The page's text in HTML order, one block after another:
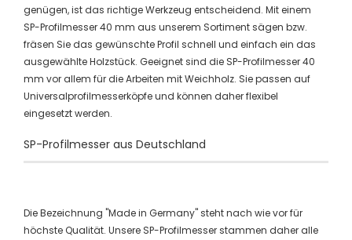
genügen, ist das richtige Werkzeug entscheidend. Mit einem
SP-Profilmesser 40 mm aus unserem Sortiment sägen bzw.
fräsen Sie das gewünschte Profil schnell und einfach ein das
ausgewählte Holzstück. Geeignet sind die SP-Profilmesser 40
mm vor allem für die Arbeiten mit Weichholz. Sie passen auf
Universalprofilmesserköpfe und können daher flexibel
eingesetzt werden.
SP-Profilmesser aus Deutschland
Die Bezeichnung "Made in Germany" steht nach wie vor für
höchste Qualität. Unsere SP-Profilmesser stammen daher alle